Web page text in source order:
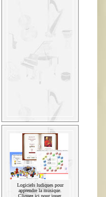
Logiciels ludiques pour
apprendre la musique.
Cliquez ici pour jouer.